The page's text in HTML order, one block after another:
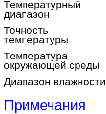
Температурный
диапазон
Точность
температуры
Температура
окружающей среды
Диапазон влажности
Примечания